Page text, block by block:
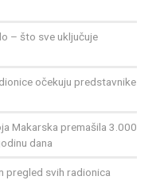
– što sve uključuje
očekuju predstavnike
Makarska premašila 3.000
dana
pregled svih radionica